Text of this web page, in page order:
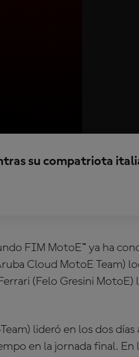
su compatriota
FIM MotoE™ ya ha
Cloud MotoE Team)
(Felo Gresini
lideró en los dos
en la jornada final.